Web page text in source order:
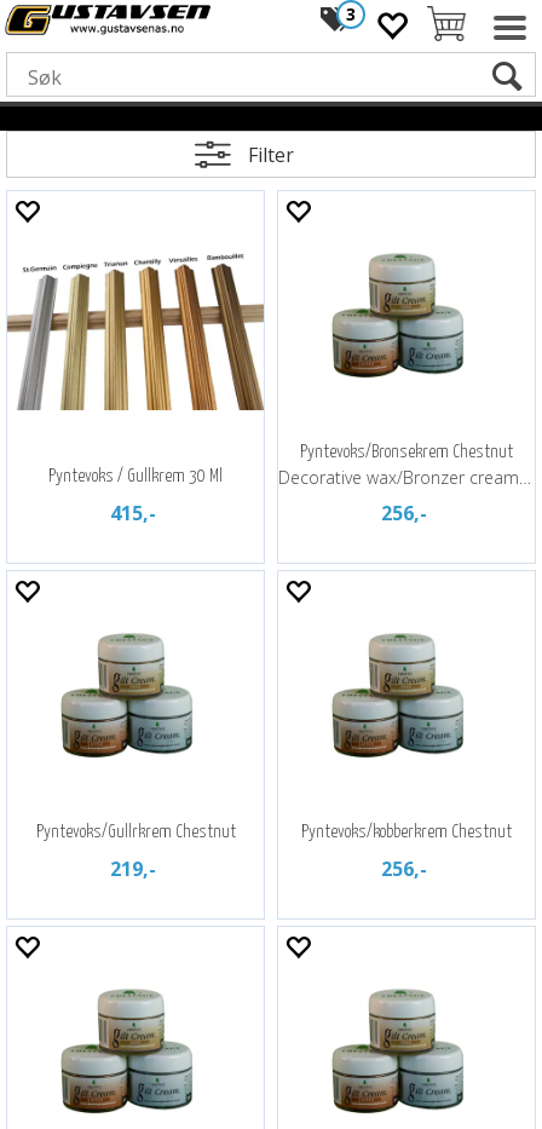
3
Filter
Pyntevoks / Gullkrem 30 Ml
415,-
Pyntevoks/Bronsekrem Chestnut
Decorative wax/Bronzer cream Chestnut
256,-
Pyntevoks/Gullrkrem Chestnut
219,-
Pyntevoks/kobberkrem Chestnut
256,-